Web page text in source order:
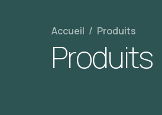
Accueil / Produits
Produits